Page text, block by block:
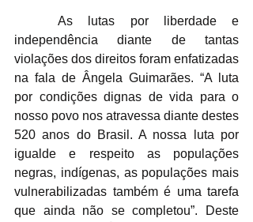
	As lutas por liberdade e
independência diante de tantas
violações dos direitos foram enfatizadas
na fala de Ângela Guimarães. “A luta
por condições dignas de vida para o
nosso povo nos atravessa diante destes
520 anos do Brasil. A nossa luta por
igualde e respeito as populações
negras, indígenas, as populações mais
vulnerabilizadas também é uma tarefa
que ainda não se completou”. Deste